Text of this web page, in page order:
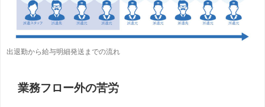
出退勤から給与明細発送までの流れ
業務フロー外の苦労